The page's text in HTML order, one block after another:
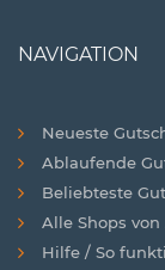
NAVIGATION
Neueste
Ablaufende
Beliebteste
Alle Shops von
Hilfe / So